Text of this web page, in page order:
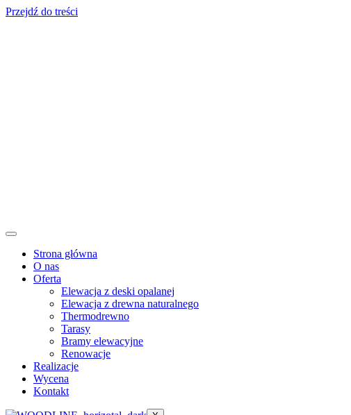
Przejdź do treści
Strona główna
O nas
Oferta
Elewacja z deski opalanej
Elewacja z drewna naturalnego
Thermodrewno
Tarasy
Bramy elewacyjne
Renowacje
Realizacje
Wycena
Kontakt